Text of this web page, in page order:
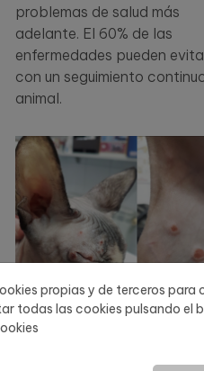
problemas de salud más
adelante. El 60% de las
enfermedades pueden
con un seguimiento
animal.
propias y de terceros
todas las cookies pulsando el